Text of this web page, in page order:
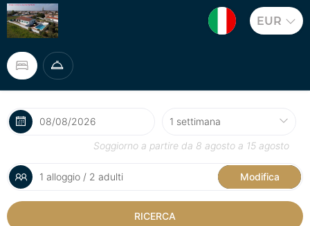
EUR
Soggiorno a partire da 8 agosto a 15 agosto
1 alloggio / 2 adulti Modifica